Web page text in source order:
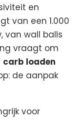
en
van een 1.000
van wall balls
vraagt om
carb loaden
de aanpak
voor